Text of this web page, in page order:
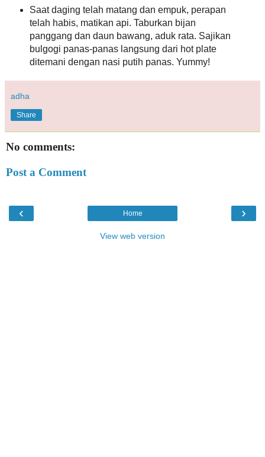
Saat daging telah matang dan empuk, perapan
telah habis, matikan api. Taburkan bijan
panggang dan daun bawang, aduk rata. Sajikan
bulgogi panas-panas langsung dari hot plate
ditemani dengan nasi putih panas. Yummy!
adha
Share
No comments:
Post a Comment
‹ ›
Home
View web version